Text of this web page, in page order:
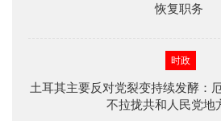
恢复职务
时政
土耳其主要反对党裂变持续发酵：
不拉拢共和人民党地